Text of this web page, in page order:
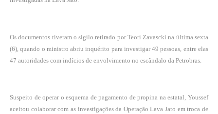
Os documentos tiveram o sigilo retirado por Teori Zavascki na última sexta
(6), quando o ministro abriu inquérito para investigar 49 pessoas, entre elas
47 autoridades com indícios de envolvimento no escândalo da Petrobras.
Suspeito de operar o esquema de pagamento de propina na estatal, Youssef
aceitou colaborar com as investigações da Operação Lava Jato em troca de